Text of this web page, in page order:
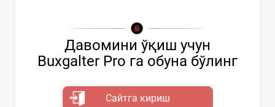
Давомини ўқиш учун
Buxgalter Pro га обуна бўлинг
Сайтга кириш